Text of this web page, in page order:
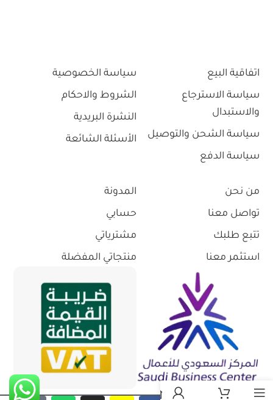
اتفاقية البيع
سياسة الاسترجاع
والاستبدال
سياسة الشحن والتوصيل
سياسة الدفع
سياسة الخصوصية
الشروط والاحكام
النشرة البريدية
الأسئلة الشائعة
من نحن
تواصل معنا
تتبع طلبك
استثمر معنا
المدونة
حسابي
مشترياتي
منتجاتي المفضلة